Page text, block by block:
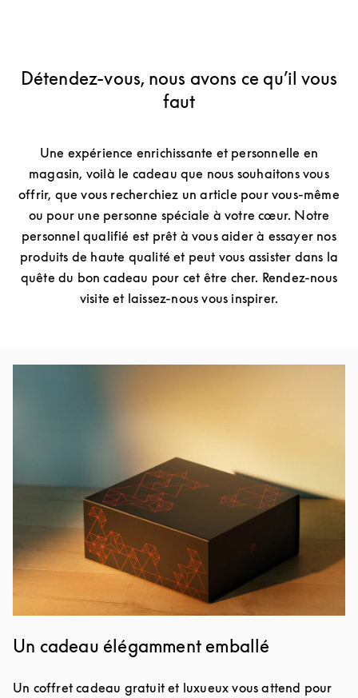
Détendez-vous, nous avons ce qu’il vous
faut
Une expérience enrichissante et personnelle en
magasin, voilà le cadeau que nous souhaitons vous
offrir, que vous recherchiez un article pour vous-même
ou pour une personne spéciale à votre cœur. Notre
personnel qualifié est prêt à vous aider à essayer nos
produits de haute qualité et peut vous assister dans la
quête du bon cadeau pour cet être cher. Rendez-nous
visite et laissez-nous vous inspirer.
Un cadeau élégamment emballé
Un coffret cadeau gratuit et luxueux vous attend pour